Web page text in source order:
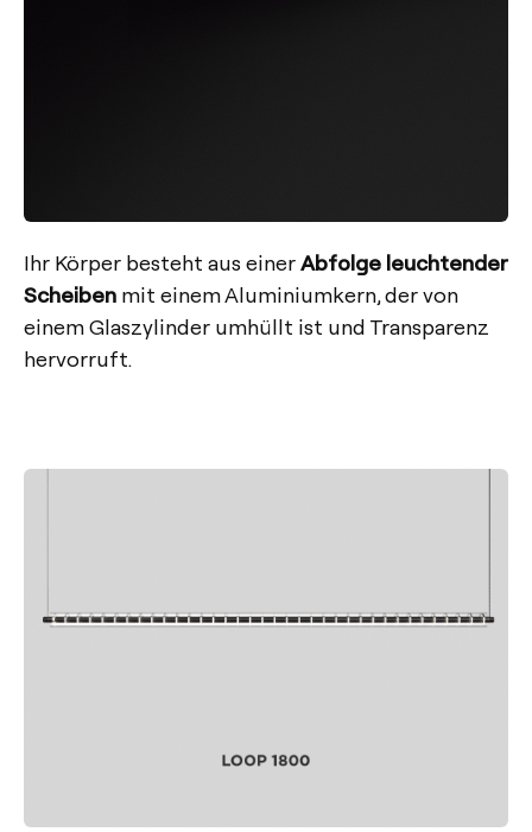
Ihr Körper besteht aus einerAbfolge leuchtender
Scheiben mit einem Aluminiumkern, der von
einem Glaszylinder umhüllt ist und Transparenz
hervorruft.